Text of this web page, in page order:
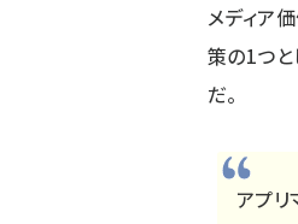
メディア
策の1つと
だ。
アプ